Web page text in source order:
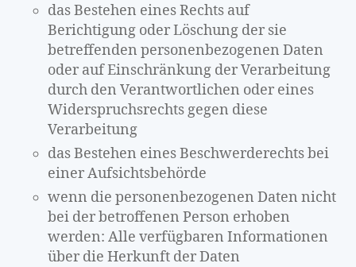
das Bestehen eines Rechts auf
Berichtigung oder Löschung der sie
betreffenden personenbezogenen Daten
oder auf Einschränkung der Verarbeitung
durch den Verantwortlichen oder eines
Widerspruchsrechts gegen diese
Verarbeitung
das Bestehen eines Beschwerderechts bei
einer Aufsichtsbehörde
wenn die personenbezogenen Daten nicht
bei der betroffenen Person erhoben
werden: Alle verfügbaren Informationen
über die Herkunft der Daten